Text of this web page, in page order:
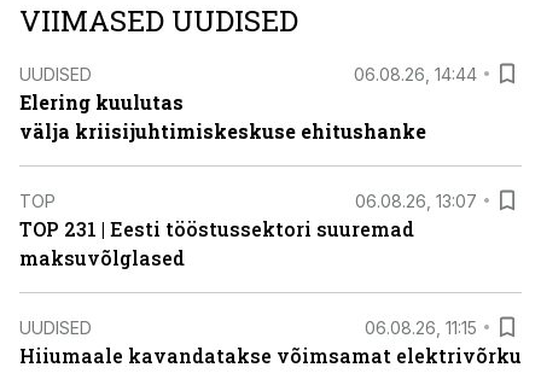
VIIMASED UUDISED
UUDISED 06.08.26, 14:44
Elering kuulutas
välja kriisijuhtimiskeskuse ehitushanke
TOP 06.08.26, 13:07
TOP 231 | Eesti tööstussektori suuremad
maksuvõlglased
UUDISED 06.08.26, 11:15
Hiiumaale kavandatakse võimsamat elektrivõrku